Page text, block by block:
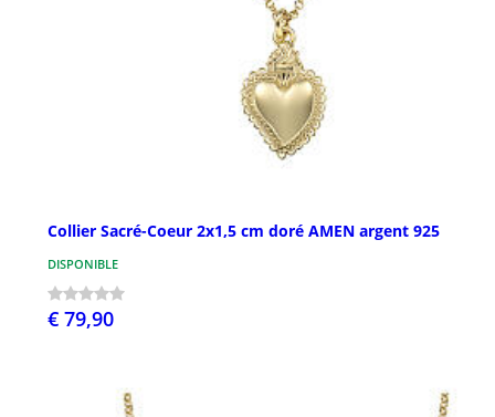
Collier Sacré-Coeur 2x1,5 cm doré AMEN argent 925
DISPONIBLE
€ 79,90